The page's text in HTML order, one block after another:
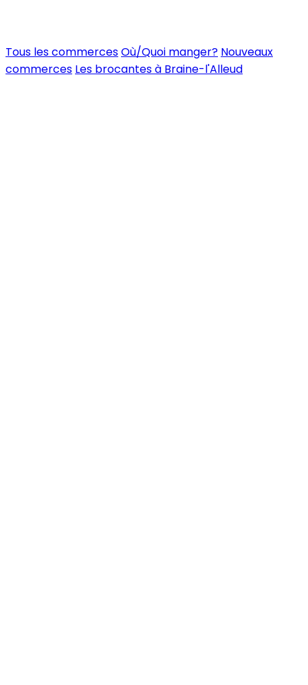
Tous les commercesOù/Quoi manger? Nouveaux
commerces Les brocantes à Braine-l'Alleud